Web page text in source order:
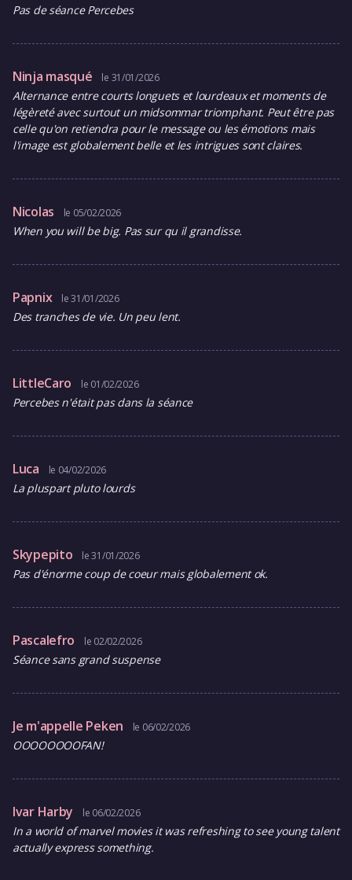
Pas de séance Percebes
Ninja masqué le 31/01/2026
Alternance entre courts longuets et lourdeaux et moments de
légèreté avec surtout un midsommar triomphant. Peut être pas
celle qu'on retiendra pour le message ou les émotions mais
l'image est globalement belle et les intrigues sont claires.
Nicolas le 05/02/2026
When you will be big. Pas sur qu il grandisse.
Papnix le 31/01/2026
Des tranches de vie. Un peu lent.
LittleCaro le 01/02/2026
Percebes n'était pas dans la séance
Luca le 04/02/2026
La pluspart pluto lourds
Skypepito le 31/01/2026
Pas d'énorme coup de coeur mais globalement ok.
Pascalefro le 02/02/2026
Séance sans grand suspense
Je m'appelle Peken le 06/02/2026
OOOOOOOOFAN!
Ivar Harby le 06/02/2026
In a world of marvel movies it was refreshing to see young talent
actually express something.